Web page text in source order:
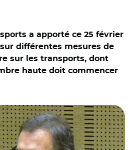
a apporté ce 25 février
différentes mesures de
sur les transports, dont
haute doit commencer
de Philippe Tabarot